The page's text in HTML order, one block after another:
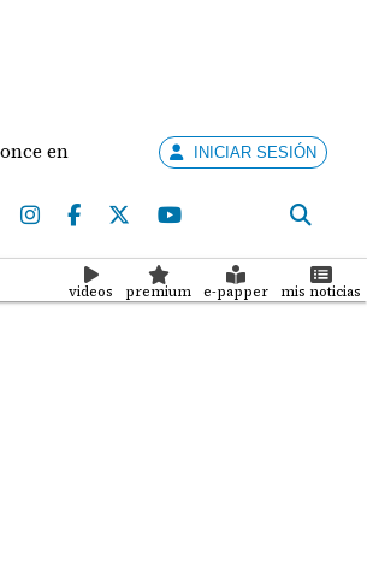
largo femenino José
INICIAR SESIÓN
videos premium e-papper mis noticias